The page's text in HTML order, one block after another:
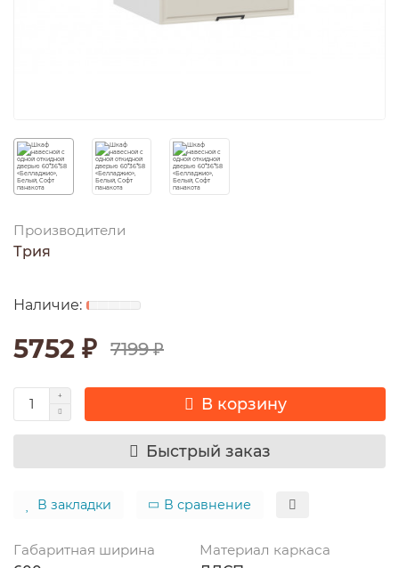
Производители
Трия
5752 ₽ 7199 ₽
В корзину
Быстрый заказ
В закладки В сравнение
Габаритная ширина
Материал каркаса